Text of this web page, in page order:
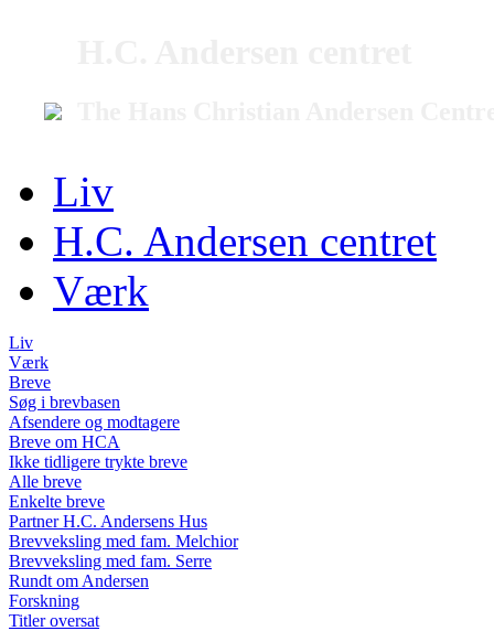
Liv
H.C. Andersen centret
Værk
Liv
Værk
Breve
Søg i brevbasen
Afsendere og modtagere
Breve om HCA
Ikke tidligere trykte breve
Alle breve
Enkelte breve
Partner H.C. Andersens Hus
Brevveksling med fam. Melchior
Brevveksling med fam. Serre
Rundt om Andersen
Forskning
Titler oversat